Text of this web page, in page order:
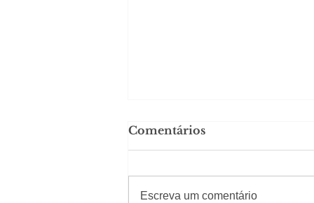
Comentários
Escreva um comentário
#Sugestões